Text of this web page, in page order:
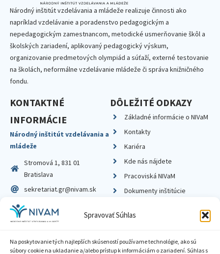
Spravovať Súhlas
Na poskytovanie tých najlepších skúseností používame technológie, ako sú
súbory cookie na ukladanie a/alebo prístup k informáciám o zariadení. Súhlas s
Národný inštitút vzdelávania a mládeže realizuje činnosti ako
napríklad vzdelávanie a poradenstvo pedagogickým a
nepedagogickým zamestnancom, metodické usmerňovanie škôl a
školských zariadení, aplikovaný pedagogický výskum,
organizovanie predmetových olympiád a súťaží, externé testovanie
na školách, neformálne vzdelávanie mládeže či správa knižničného
fondu.
KONTAKTNÉ
INFORMÁCIE
Národný inštitút vzdelávania a
mládeže
Stromová 1, 831 01
Bratislava
sekretariat.gr@nivam.sk
IČO: 00164348
DIČ: 2020798714
DÔLEŽITÉ ODKAZY
Základné informácie o NIVaM
Kontakty
Kariéra
Kde nás nájdete
Pracoviská NIVaM
Dokumenty inštitúcie